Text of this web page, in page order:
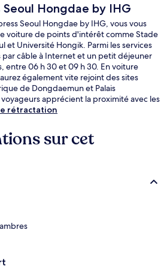
Seoul Hongdae by IHG
Seoul Hongdae by IHG, vous vous
voiture de points d'intérêt comme Stade
et Université Hongik. Parmi les services
par câble à Internet et un petit déjeuner
entre 06 h 30 et 09 h 30. En voiture
également vite rejoint des sites
de Dongdaemun et Palais
apprécient la proximité avec les
University ne se trouve qu'à
rétractation
sur cet